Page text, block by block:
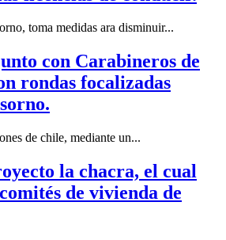
toma medidas ara disminuir...
con Carabineros de
rondas focalizadas
de chile, mediante un...
la chacra, el cual
de vivienda de